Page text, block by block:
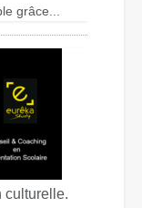
grâce...
culturelle.